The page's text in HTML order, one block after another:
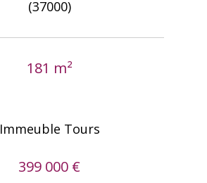
(37000)
181 m²
Immeuble Tours
399 000 €